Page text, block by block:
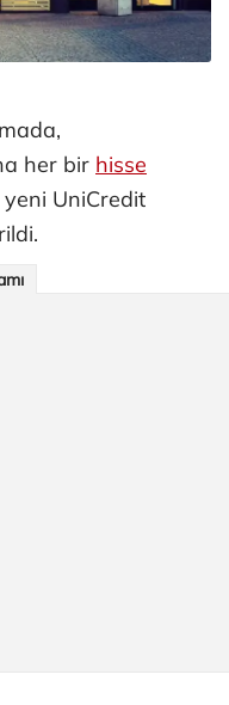
her bir hisse
yeni UniCredit